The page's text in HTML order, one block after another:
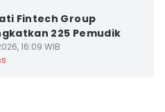
Fintech Group
225 Pemudik
16:09 WIB